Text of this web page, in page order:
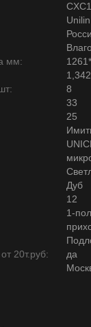
Unilin
мм:
1,342
8
33
25
Дуб
12
1-
20т.руб:
да